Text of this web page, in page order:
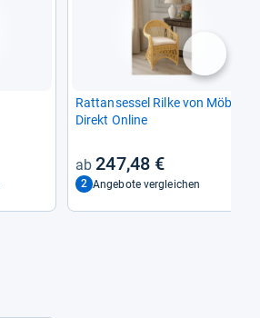
Rat­t­an­ses­sel Rilke von Möbel
Direkt Online
247,48 €
2 Angebote vergleichen
nächste